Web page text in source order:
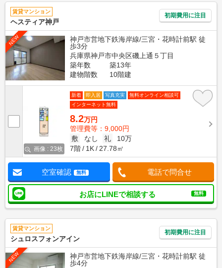
賃貸マンション
ヘスティア神戸
初期費用に注目
NEW
神戸市営地下鉄海岸線/三宮・花時計前駅 徒
歩3分
兵庫県神戸市中央区磯上通５丁目
築年数
築13年
建物階数
10階建
画像 : 23枚
新着 即入居 写真充実
無料オンライン相談可
インターネット無料
8.2万円
管理費等：9,000円
敷
なし 礼
10万
7階
1K 27.78㎡
空室確認 無料 電話で問合せ
お店にLINEで相談する 無料
賃貸マンション
シュロスフォンアイン
初期費用に注目
NEW
神戸市営地下鉄海岸線/三宮・花時計前駅 徒
歩4分